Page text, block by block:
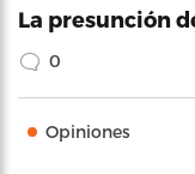
La presunción
0
Opiniones